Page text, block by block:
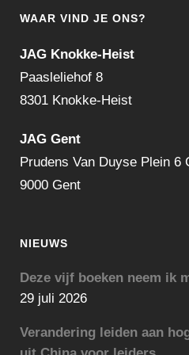
WAAR VIND JE ONS?
JAG Knokke-Heist
Paasleliehof 8
8301 Knokke-Heist
JAG Gent
Prudens Van Duyse Plein 6
9000 Gent
NIEUWS
Deze vijf boeken neem ik
29 juli 2026
Verandering leiden aan